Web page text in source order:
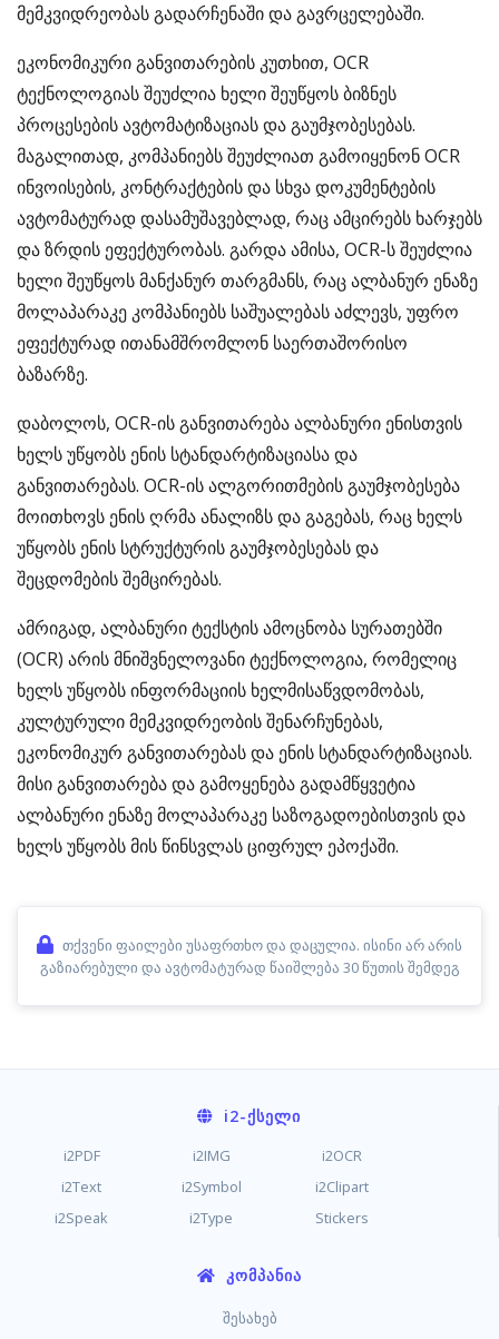
მემკვიდრეობას გადარჩენაში და გავრცელებაში.
ეკონომიკური განვითარების კუთხით, OCR
ტექნოლოგიას შეუძლია ხელი შეუწყოს ბიზნეს
პროცესების ავტომატიზაციას და გაუმჯობესებას.
მაგალითად, კომპანიებს შეუძლიათ გამოიყენონ OCR
ინვოისების, კონტრაქტების და სხვა დოკუმენტების
ავტომატურად დასამუშავებლად, რაც ამცირებს ხარჯებს
და ზრდის ეფექტურობას. გარდა ამისა, OCR-ს შეუძლია
ხელი შეუწყოს მანქანურ თარგმანს, რაც ალბანურ ენაზე
მოლაპარაკე კომპანიებს საშუალებას აძლევს, უფრო
ეფექტურად ითანამშრომლონ საერთაშორისო
ბაზარზე.
დაბოლოს, OCR-ის განვითარება ალბანური ენისთვის
ხელს უწყობს ენის სტანდარტიზაციასა და
განვითარებას. OCR-ის ალგორითმების გაუმჯობესება
მოითხოვს ენის ღრმა ანალიზს და გაგებას, რაც ხელს
უწყობს ენის სტრუქტურის გაუმჯობესებას და
შეცდომების შემცირებას.
ამრიგად, ალბანური ტექსტის ამოცნობა სურათებში
(OCR) არის მნიშვნელოვანი ტექნოლოგია, რომელიც
ხელს უწყობს ინფორმაციის ხელმისაწვდომობას,
კულტურული მემკვიდრეობის შენარჩუნებას,
ეკონომიკურ განვითარებას და ენის სტანდარტიზაციას.
მისი განვითარება და გამოყენება გადამწყვეტია
ალბანური ენაზე მოლაპარაკე საზოგადოებისთვის და
ხელს უწყობს მის წინსვლას ციფრულ ეპოქაში.
თქვენი ფაილები უსაფრთხო და დაცულია. ისინი არ არის
გაზიარებული და ავტომატურად წაიშლება 30 წუთის შემდეგ
i2-ᲥᲡᲔᲚᲘ
i2PDF i2IMG
i2OCR
i2Text
i2Symbol
i2Clipart
i2Speak
i2Type Stickers
ᲙᲝᲛᲞᲐᲜᲘᲐ
შესახებ